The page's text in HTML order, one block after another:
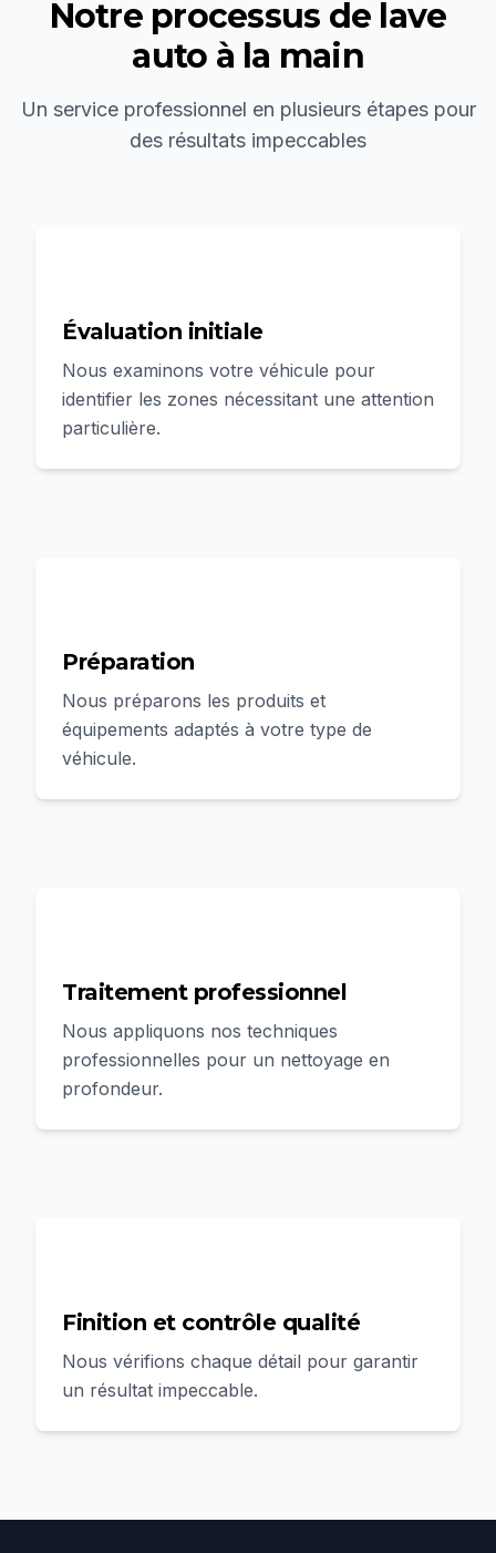
Notre processus de lave
auto à la main
Un service professionnel en plusieurs étapes pour
des résultats impeccables
Évaluation initiale
Nous examinons votre véhicule pour
identifier les zones nécessitant une attention
particulière.
Préparation
Nous préparons les produits et
équipements adaptés à votre type de
véhicule.
Traitement professionnel
Nous appliquons nos techniques
professionnelles pour un nettoyage en
profondeur.
Finition et contrôle qualité
Nous vérifions chaque détail pour garantir
un résultat impeccable.